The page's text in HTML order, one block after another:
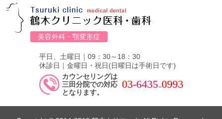
美容外科・顎変形症
平日、土曜日｜09：30～18：30
休診日｜金曜日・祝日(日曜日は手術日です)
カウンセリングは
三田分院での対応
となります。
03-6435₋0993